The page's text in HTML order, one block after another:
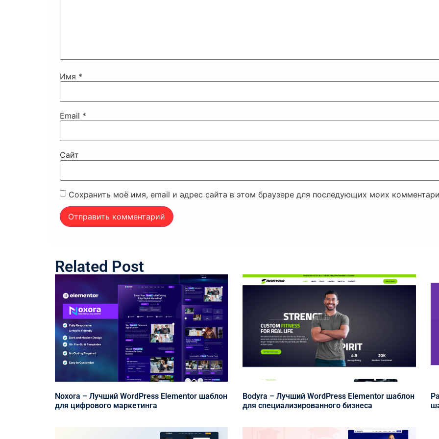
Имя *
Email *
Сайт
Сохранить моё имя, email и адрес сайта в этом браузере для последующих моих
Related Post
Noxora – Лучший WordPress Elementor шаблон
для цифрового маркетинга
Bodyra – Лучший WordPress Elementor шаблон
для специализированного бизнеса